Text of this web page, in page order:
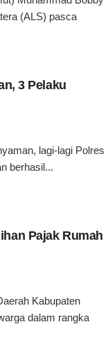
(ALS) pasca
3 Pelaku
lagi-lagi Polres
berhasil...
Pajak Rumah
Kabupaten
dalam rangka